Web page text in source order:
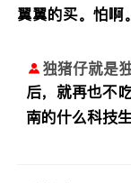
翼翼的买。怕啊。
独猪仔就是
后，就再也不
南的什么科技